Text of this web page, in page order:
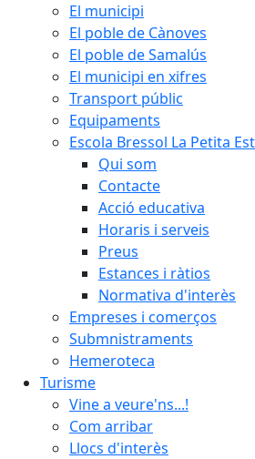
El municipi
El poble de Cànoves
El poble de Samalús
El municipi en xifres
Transport públic
Equipaments
Escola Bressol La Petita
Qui som
Contacte
Acció educativa
Horaris i serveis
Preus
Estances i ràtios
Normativa d'interès
Empreses i comerços
Submnistraments
Hemeroteca
Turisme
Vine a veure'ns...!
Com arribar
Llocs d'interès